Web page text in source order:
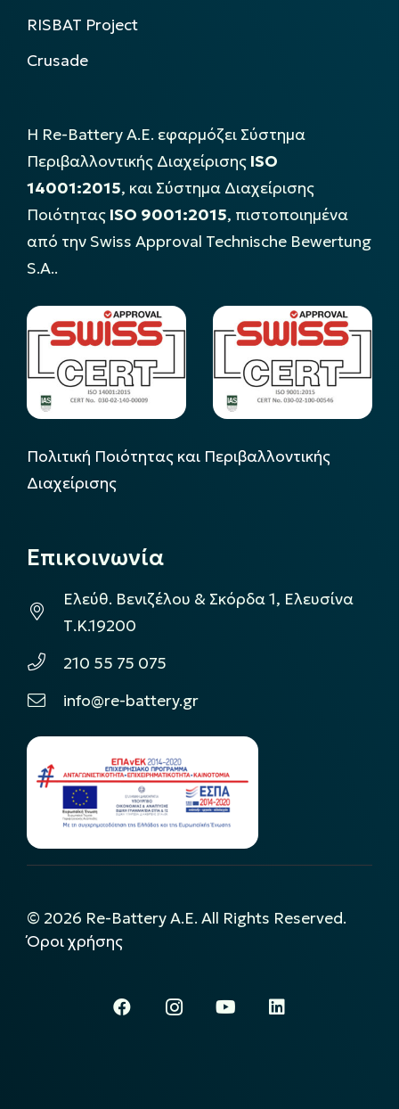
RISBAT Project
Crusade
Η Re-Battery Α.Ε. εφαρμόζει Σύστημα
Περιβαλλοντικής Διαχείρισης ISO
14001:2015, και Σύστημα Διαχείρισης
Ποιότητας ISO 9001:2015, πιστοποιημένα
από την Swiss Approval Technische Bewertung
S.A..
Πολιτική Ποιότητας και Περιβαλλοντικής
Διαχείρισης
Επικοινωνία
Ελεύθ. Βενιζέλου & Σκόρδα 1, Ελευσίνα
Τ.Κ.19200
210 55 75 075
info@re-battery.gr
© 2026 Re-Battery A.E. All Rights Reserved.
Όροι χρήσης